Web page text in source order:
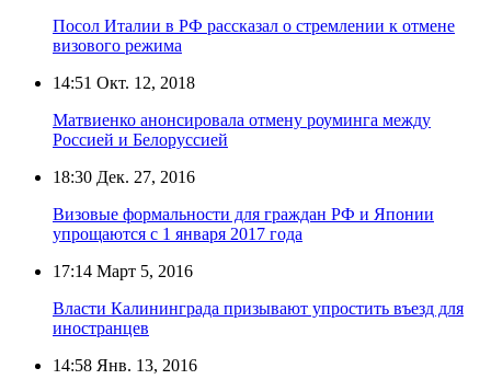
Посол Италии в РФ рассказал о стремлении к отмене
визового режима
14:51 Окт. 12, 2018
Матвиенко анонсировала отмену роуминга между
Россией и Белоруссией
18:30 Дек. 27, 2016
Визовые формальности для граждан РФ и Японии
упрощаются с 1 января 2017 года
17:14 Март 5, 2016
Власти Калининграда призывают упростить въезд для
иностранцев
14:58 Янв. 13, 2016